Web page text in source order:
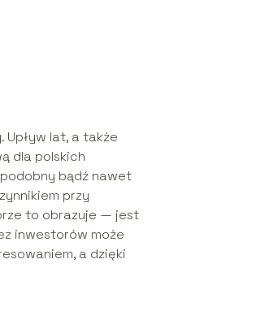
lat, a także
dla polskich
bądź nawet
przy
to obrazuje — jest
inwestorów może
a dzięki